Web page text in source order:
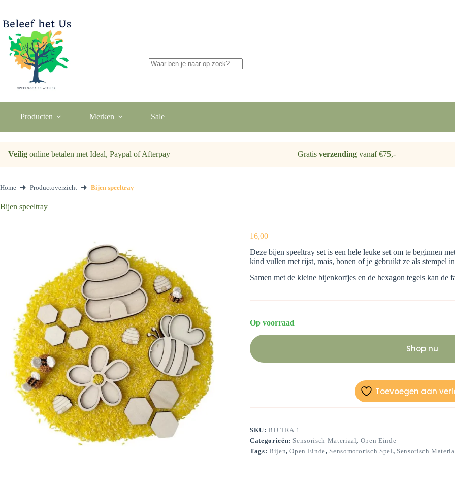
de
inhoud
Producten Merken Sale
Veilig online betalen met Ideal, Paypal of Afterpay Gratis verzendingvanaf €75,-
Home Productoverzicht Bijen speeltray
Bijen speeltray
16,00
Deze bijen speeltray set is een hele leuke set om te beginnen
kind vullen met rijst, mais, bonen of je gebruikt ze als stempel
Samen met de kleine bijenkorfjes en de hexagon tegels kan de
Op voorraad
Shop nu
Toevoegen aan
SKU:BIJ.TRA.1
Categorieën: Sensorisch Materiaal, Open Einde
Tags: Bijen,Open Einde, Sensomotorisch Spel, Sensorisch